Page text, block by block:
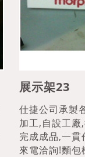
展示架23
仕捷公司承製
加工,自設工
完成成品,一
來電洽詢!麵包